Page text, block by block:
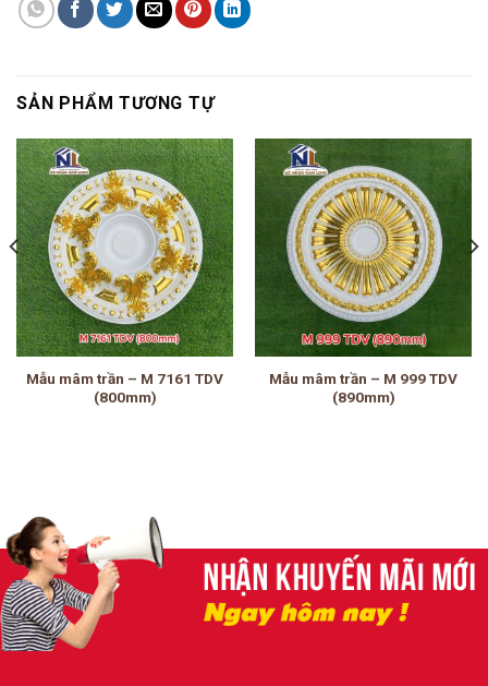
SẢN PHẨM TƯƠNG TỰ
Mẫu mâm trần – M 7161 TDV
(800mm)
Mẫu mâm trần – M 999 TDV
(890mm)